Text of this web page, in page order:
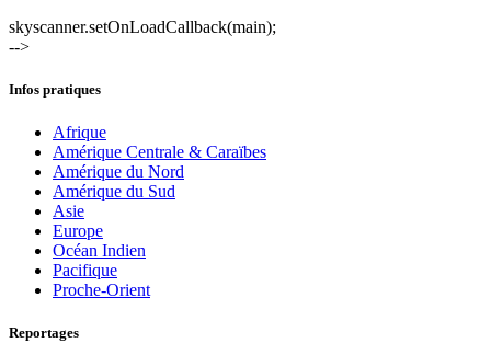
skyscanner.setOnLoadCallback(main);
-->
Infos pratiques
Afrique
Amérique Centrale & Caraïbes
Amérique du Nord
Amérique du Sud
Asie
Europe
Océan Indien
Pacifique
Proche-Orient
Reportages